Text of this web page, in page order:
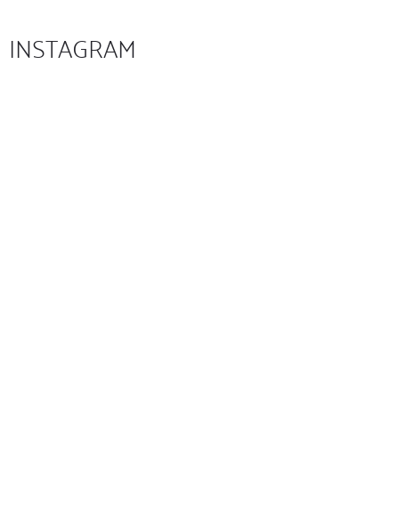
INSTAGRAM